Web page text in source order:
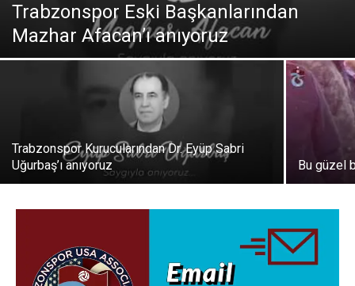
Trabzonspor Eski Başkanlarından
Mazhar Afacan’ı anıyoruz
Trabzonspor Kurucularından Dr. Eyüp Sabri
Uğurbaş’ı anıyoruz
Bu güzel